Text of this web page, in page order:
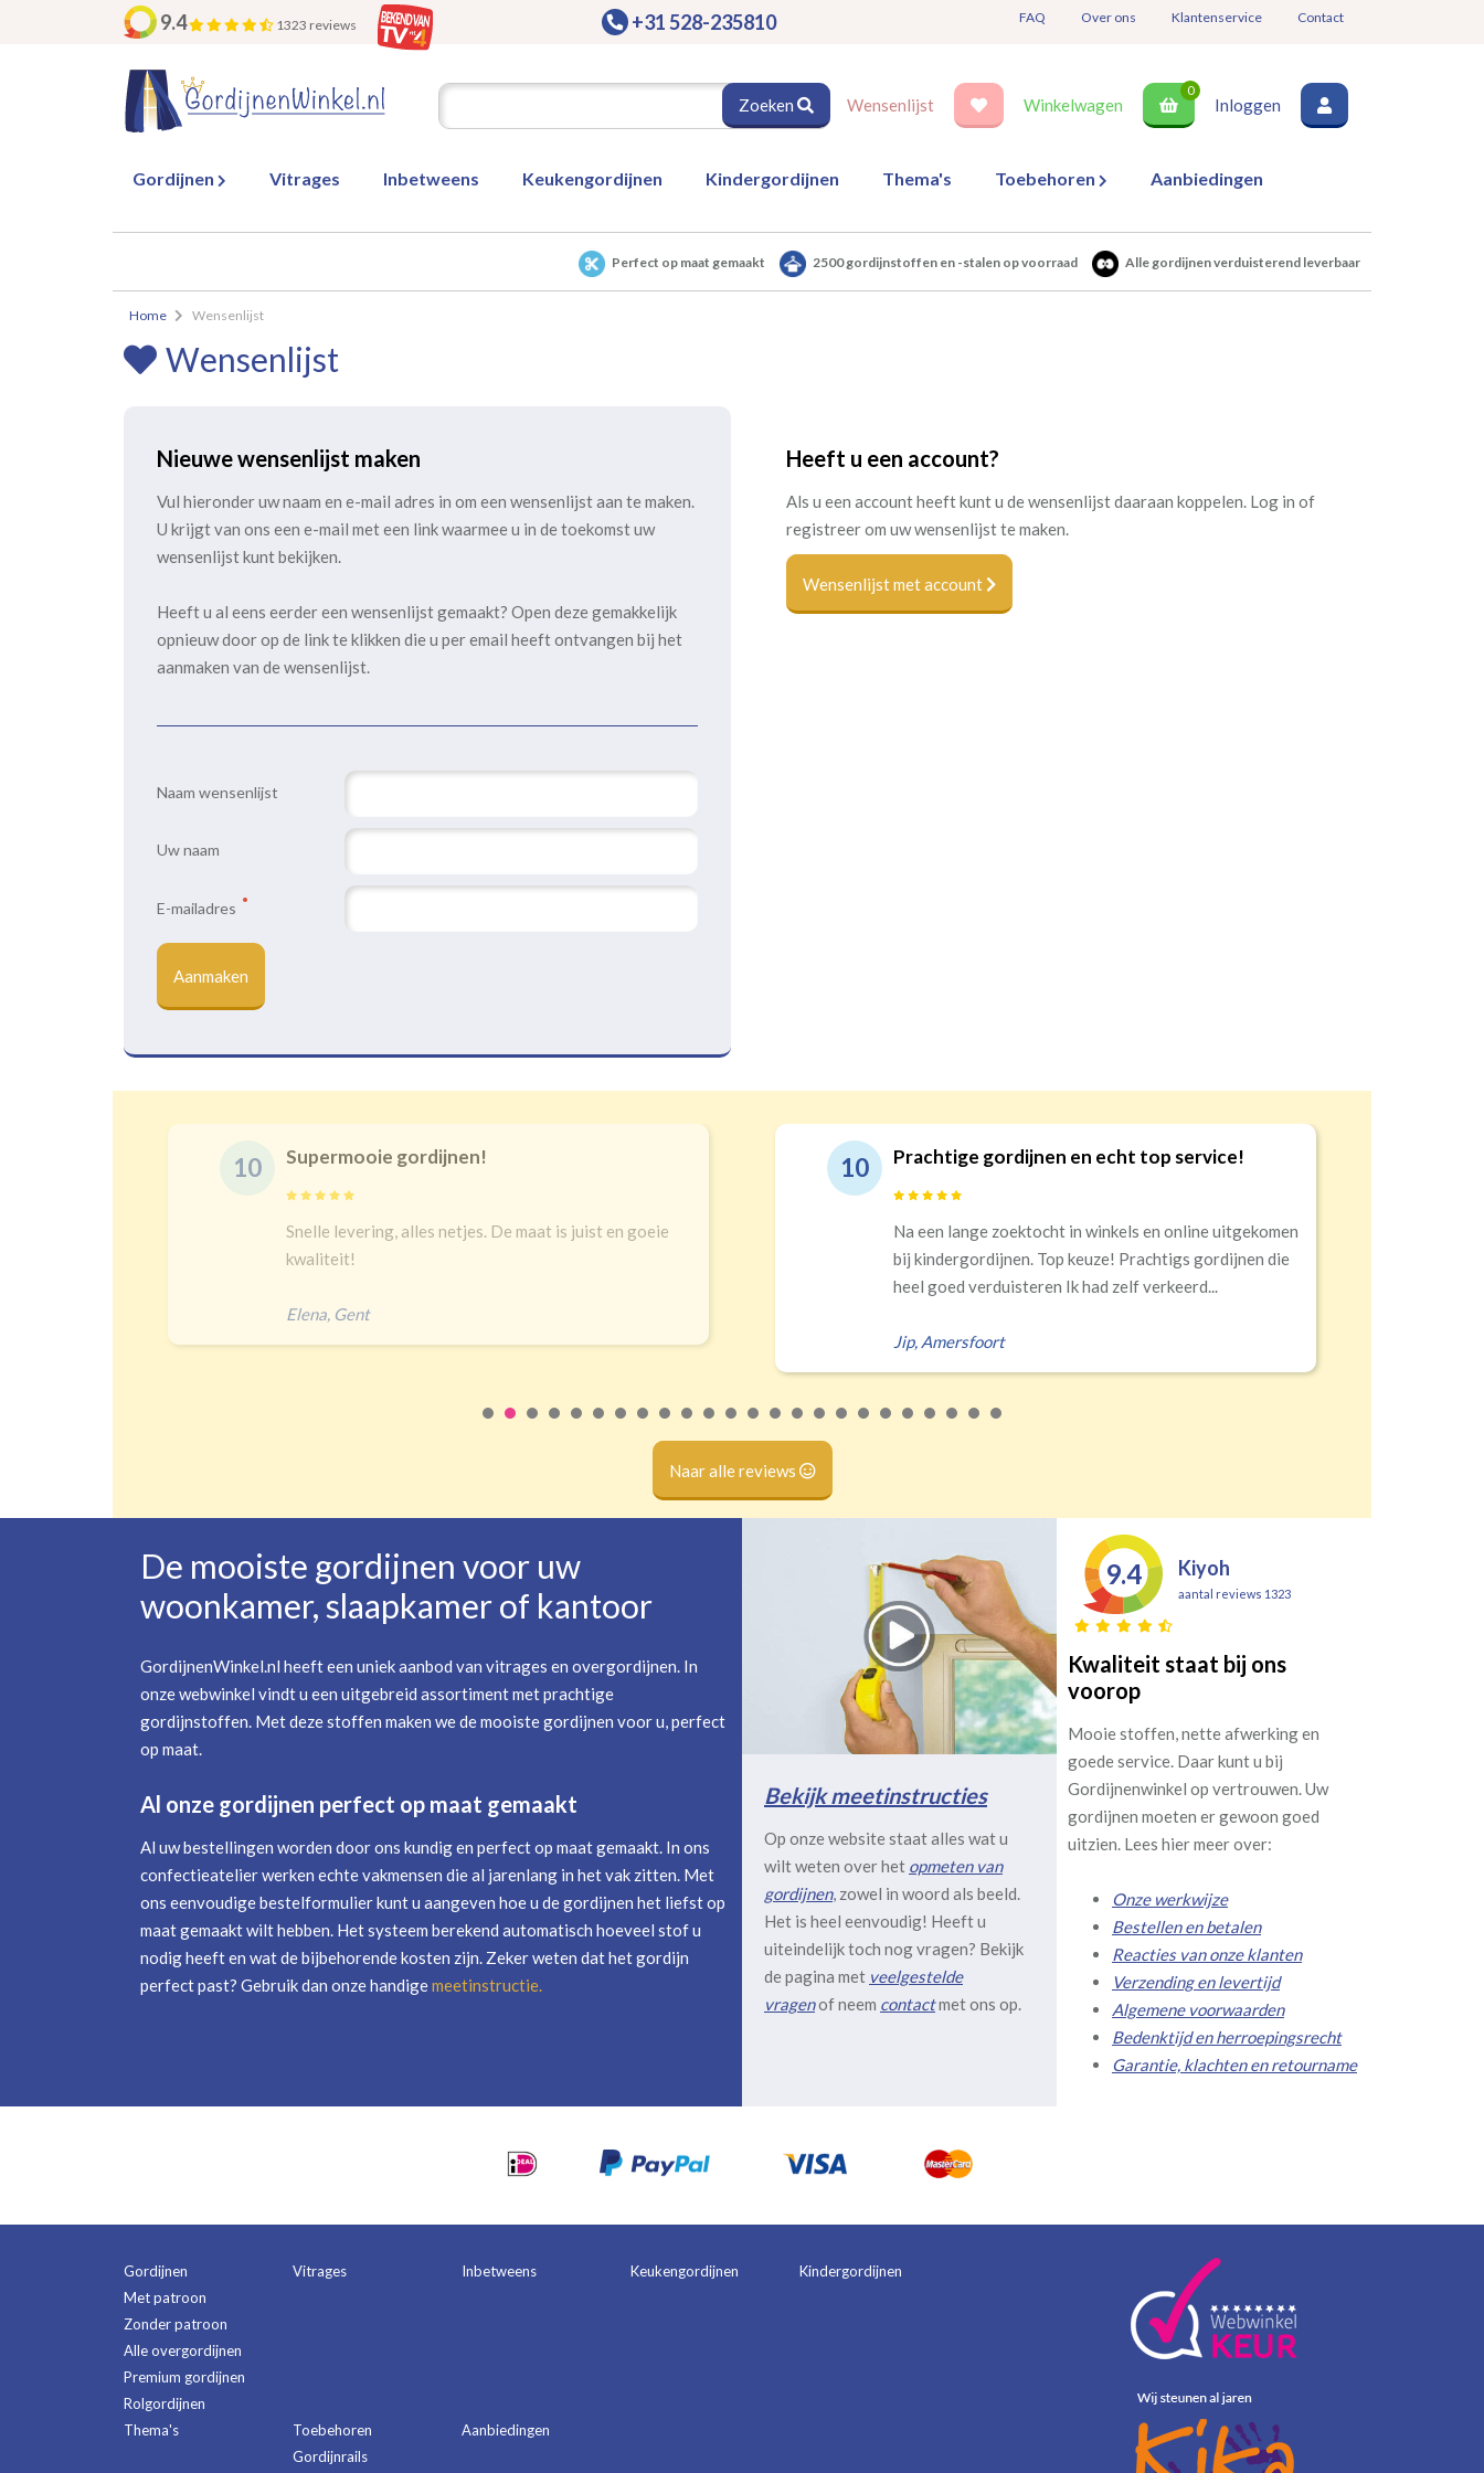
9.4 1323 reviews +31 528-235810 FAQ Over ons Klantenservice Contact
Zoeken Wensenlijst Winkelwagen
0
Inloggen
Gordijnen Vitrages Inbetweens Keukengordijnen Kindergordijnen Thema's Toebehoren Aanbiedingen
Perfect op maat gemaakt 2500 gordijnstoffen en -stalen op voorraad Alle gordijnen verduisterend leverbaar
Home Wensenlijst
Wensenlijst
Nieuwe wensenlijst maken
Vul hieronder uw naam en e-mail adres in om een wensenlijst aan te maken.
U krijgt van ons een e-mail met een link waarmee u in de toekomst uw
wensenlijst kunt bekijken.
Heeft u al eens eerder een wensenlijst gemaakt? Open deze gemakkelijk
opnieuw door op de link te klikken die u per email heeft ontvangen bij het
aanmaken van de wensenlijst.
Naam wensenlijst
Uw naam
E-mailadres
Aanmaken
Heeft u een account?
Als u een account heeft kunt u de wensenlijst daaraan koppelen. Log in of
registreer om uw wensenlijst te maken.
Wensenlijst met account
10 Prachtige gordijnen en echt top service!
Na een lange zoektocht in winkels en online uitgekomen
bij kindergordijnen. Top keuze! Prachtigs gordijnen die
Jip,Amersfoort
9 Goede kwaliteit en service!
Snelle levering, alles netjes aangekomen
Erald,Zeist
Naar alle reviews
De mooiste gordijnen voor uw
woonkamer, slaapkamer of kantoor
GordijnenWinkel.nl heeft een uniek aanbod van vitrages en overgordijnen. In
onze webwinkel vindt u een uitgebreid assortiment met prachtige
gordijnstoffen. Met deze stoffen maken we de mooiste gordijnen voor u, perfect
op maat.
Al onze gordijnen perfect op maat gemaakt
Al uw bestellingen worden door ons kundig en perfect op maat gemaakt. In ons
confectieatelier werken echte vakmensen die al jarenlang in het vak zitten. Met
ons eenvoudige bestelformulier kunt u aangeven hoe u de gordijnen het liefst op
maat gemaakt wilt hebben. Het systeem berekend automatisch hoeveel stof u
nodig heeft en wat de bijbehorende kosten zijn. Zeker weten dat het gordijn
perfect past? Gebruik dan onze handigemeetinstructie.
Bekijk meetinstructies
Op onze website staat alles wat u
wilt weten over het opmeten van
gordijnen, zowel in woord als beeld.
Het is heel eenvoudig! Heeft u
uiteindelijk toch nog vragen? Bekijk
de pagina met veelgestelde
vragenof neem contactmet ons op.
9.4 Kiyoh
aantal reviews 1323
Kwaliteit staat bij ons
voorop
Mooie stoffen, nette afwerking en
goede service. Daar kunt u bij
Gordijnenwinkel op vertrouwen. Uw
gordijnen moeten er gewoon goed
uitzien. Lees hier meer over:
Onze werkwijze
Bestellen en betalen
Reacties van onze klanten
Verzending en levertijd
Algemene voorwaarden
Bedenktijd en herroepingsrecht
Garantie, klachten en retourname
Gordijnen
Met patroon
Zonder patroon
Alle overgordijnen
Premium gordijnen
Rolgordijnen
Vitrages Inbetweens Keukengordijnen Kindergordijnen
Thema's
Toebehoren
Gordijnrails
Aanbiedingen